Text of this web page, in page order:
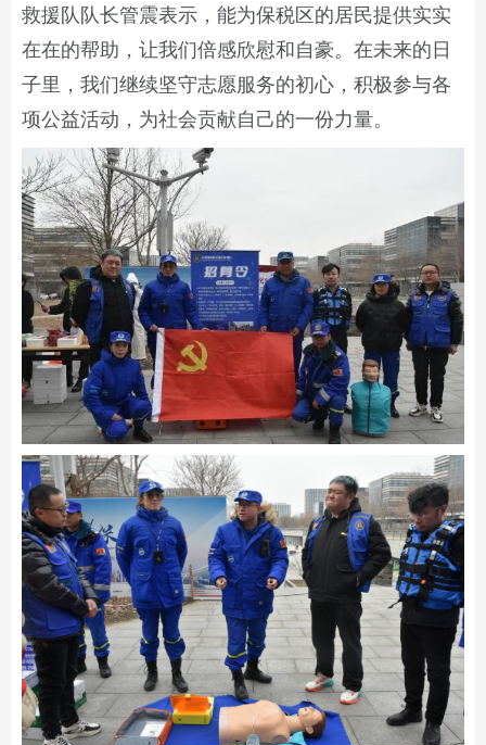
救援队队长管震表示，能为保税区的居民提供实实
在在的帮助，让我们倍感欣慰和自豪。在未来的日
子里，我们继续坚守志愿服务的初心，积极参与各
项公益活动，为社会贡献自己的一份力量。